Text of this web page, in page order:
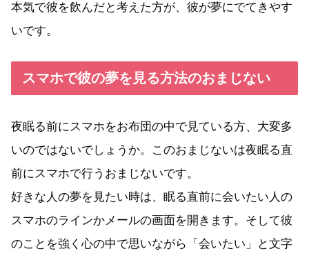
本気で彼を飲んだと考えた方が、彼が夢にでてきやす
いです。
スマホで彼の夢を見る方法のおまじない
夜眠る前にスマホをお布団の中で見ている方、大変多
いのではないでしょうか。このおまじないは夜眠る直
前にスマホで行うおまじないです。
好きな人の夢を見たい時は、眠る直前に会いたい人の
スマホのラインかメールの画面を開きます。そして彼
のことを強く心の中で思いながら「会いたい」と文字